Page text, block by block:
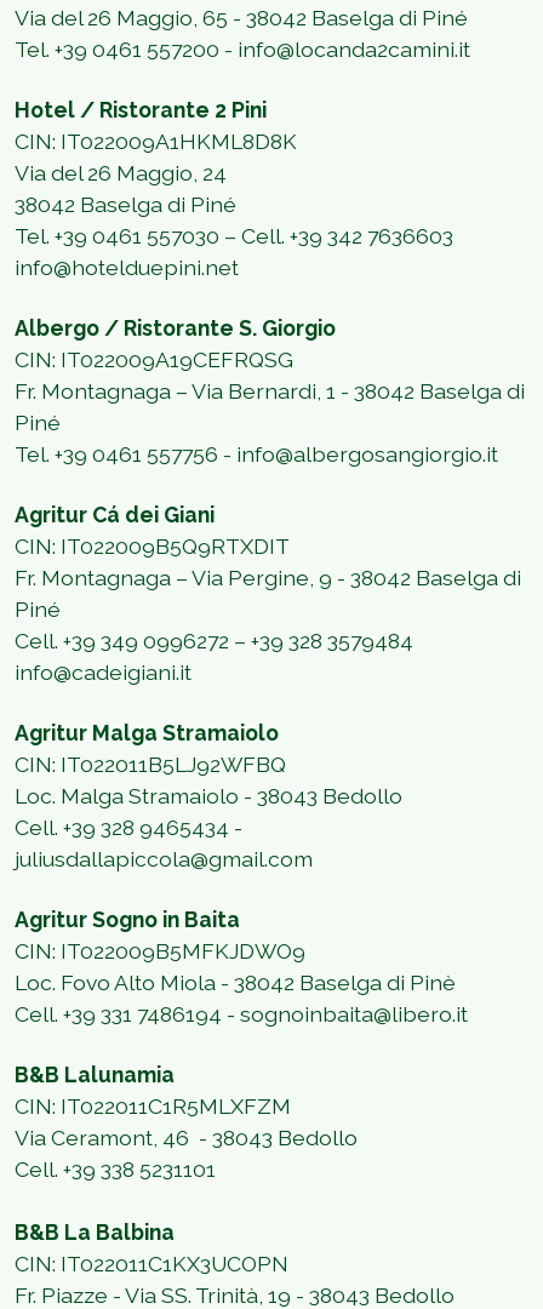
Via del 26 Maggio, 65 - 38042 Baselga di Piné
Tel. +39 0461 557200 - info@locanda2camini.it
Hotel / Ristorante 2 Pini
CIN: IT022009A1HKML8D8K
Via del 26 Maggio, 24
38042 Baselga di Piné
Tel. +39 0461 557030 – Cell. +39 342 7636603
info@hotelduepini.net
Albergo / Ristorante S. Giorgio
CIN: IT022009A19CEFRQSG
Fr. Montagnaga – Via Bernardi, 1 - 38042 Baselga di
Piné
Tel. +39 0461 557756 - info@albergosangiorgio.it
Agritur Cá dei Giani
CIN: IT022009B5Q9RTXDIT
Fr. Montagnaga – Via Pergine, 9 - 38042 Baselga di
Piné
Cell. +39 349 0996272 – +39 328 3579484
info@cadeigiani.it
Agritur Malga Stramaiolo
CIN: IT022011B5LJ92WFBQ
Loc. Malga Stramaiolo - 38043 Bedollo
Cell. +39 328 9465434 -
juliusdallapiccola@gmail.com
Agritur Sogno in Baita
CIN: IT022009B5MFKJDWO9
Loc. Fovo Alto Miola - 38042 Baselga di Pinè
Cell. +39 331 7486194 - sognoinbaita@libero.it
B&B Lalunamia
CIN: IT022011C1R5MLXFZM
Via Ceramont, 46 - 38043 Bedollo
Cell. +39 338 5231101
B&B La Balbina
CIN: IT022011C1KX3UCOPN
Fr. Piazze - Via SS. Trinità, 19 - 38043 Bedollo